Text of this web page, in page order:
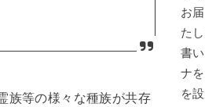
族等の様々な種族が共存
お
た
書
ナ
を